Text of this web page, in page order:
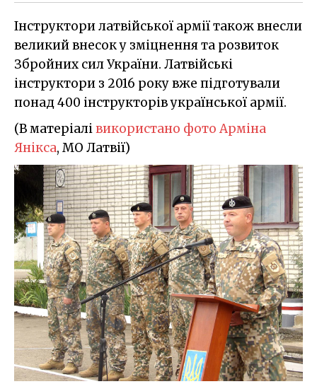
Інструктори латвійської армії також внесли
великий внесок у зміцнення та розвиток
Збройних сил України. Латвійські
інструктори з 2016 року вже підготували
понад 400 інструкторів української армії.
(В матеріалівикористано фото Арміна
Янікса, МО Латвії)